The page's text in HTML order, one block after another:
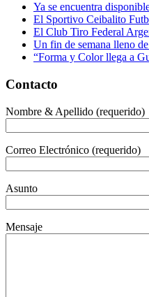
Ya se encuentra
El Sportivo Ceibalito
El Club Tiro Federal
Un fin de semana lleno
“Forma y Color llega a
Contacto
Nombre & Apellido (requerido)
Correo Electrónico (requerido)
Asunto
Mensaje